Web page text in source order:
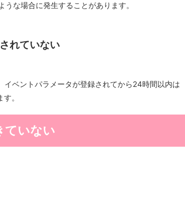
な場合に発生することがあります。
れていない
イベントパラメータが登録されてから24時間以内は
。
ていない